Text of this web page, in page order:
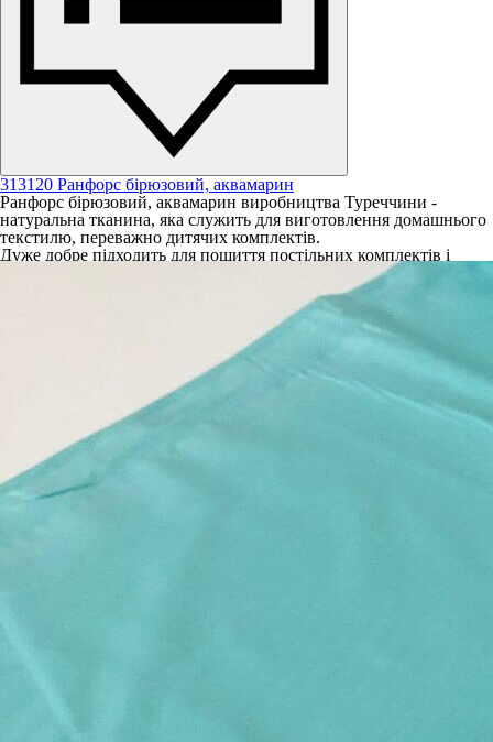
313120 Ранфорс бірюзовий, аквамарин
Ранфорс бірюзовий, аквамарин виробництва Туреччини -
натуральна тканина, яка служить для виготовлення домашнього
текстилю, переважно дитячих комплектів.
Дуже добре підходить для пошиття постільних комплектів і